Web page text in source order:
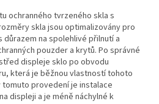
ochranného tvrzeného skla s
skla jsou optimalizovány pro
na spolehlivé přilnutí a
pouzder a krytů. Po správné
displeje sklo po obvodu
která je běžnou vlastností tohoto
tomuto provedení je instalace
displeji a je méně náchylné k